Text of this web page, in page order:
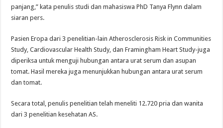
panjang,” kata penulis studi dan mahasiswa PhD Tanya Flynn dalam
siaran pers.
Pasien Eropa dari 3 penelitian-lain Atherosclerosis Risk in Communities
Study, Cardiovascular Health Study, dan Framingham Heart Study-juga
diperiksa untuk menguji hubungan antara urat serum dan asupan
tomat. Hasil mereka juga menunjukkan hubungan antara urat serum
dan tomat.
Secara total, penulis penelitian telah meneliti 12.720 pria dan wanita
dari 3 penelitian kesehatan AS.